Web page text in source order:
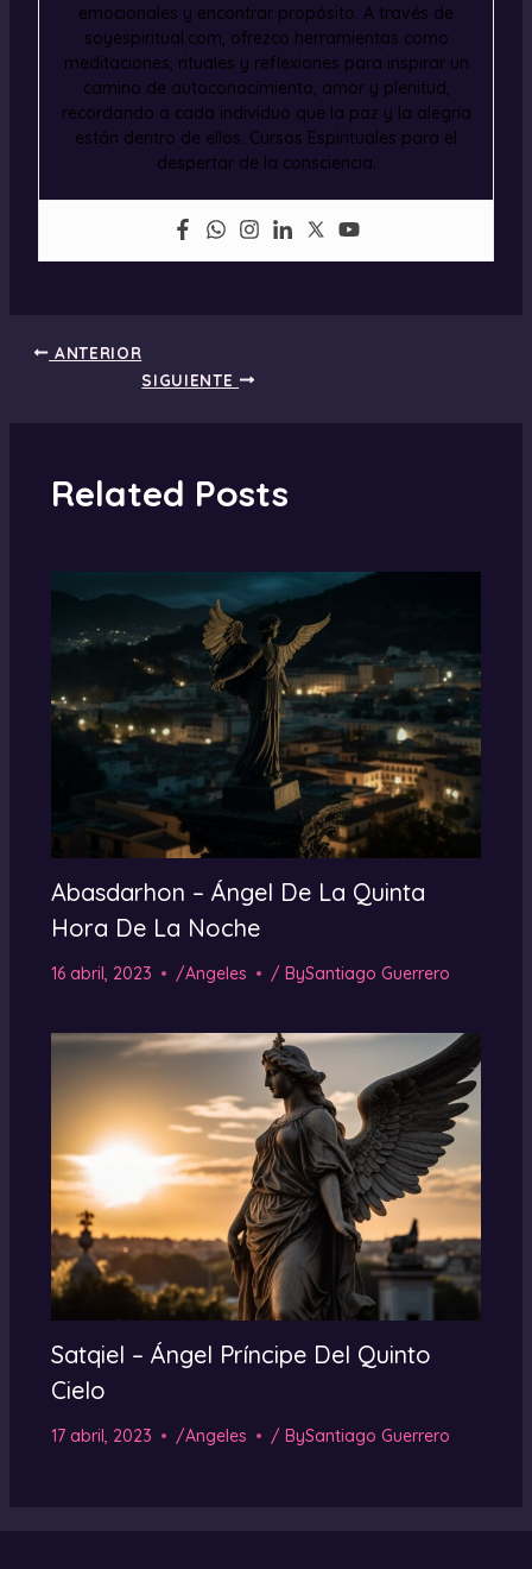
emocionales y encontrar propósito. A través de
soyespiritual.com, ofrezco herramientas como
meditaciones, rituales y reflexiones para inspirar un
camino de autoconocimiento, amor y plenitud,
recordando a cada individuo que la paz y la alegría
están dentro de ellos. Cursos Espirituales para el
despertar de la consciencia.
ANTERIOR
SIGUIENTE
Related Posts
Abasdarhon – Ángel De La Quinta
Hora De La Noche
16 abril, 2023 /Angeles / BySantiago Guerrero
Satqiel – Ángel Príncipe Del Quinto
Cielo
17 abril, 2023 /Angeles / BySantiago Guerrero